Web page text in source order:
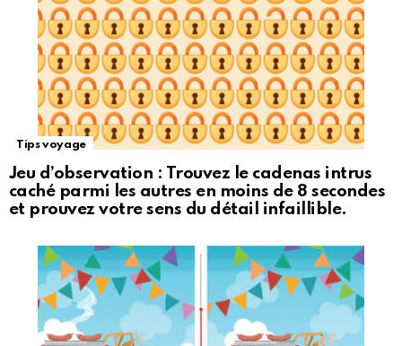
Tips voyage
Jeu d’observation : Trouvez le cadenas intrus
caché parmi les autres en moins de 8 secondes
et prouvez votre sens du détail infaillible.